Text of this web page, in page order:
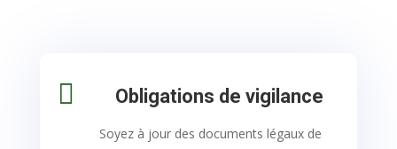
 Obligations de vigilance
Soyez à jour des documents légaux de